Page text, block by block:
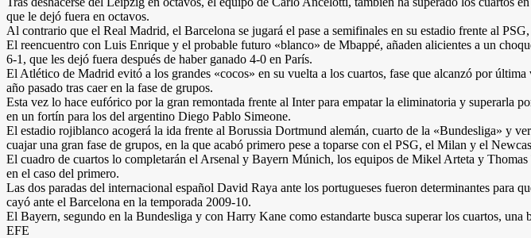
que le dejó fuera en octavos.
Al contrario que el Real Madrid, el Barcelona se jugará el pase a semifinales en su estadio frente al
El reencuentro con Luis Enrique y el probable futuro «blanco» de Mbappé, añaden alicientes a un
6-1, que les dejó fuera después de haber ganado 4-0 en París.
El Atlético de Madrid evitó a los grandes «cocos» en su vuelta a los cuartos, fase que alcanzó por
año pasado tras caer en la fase de grupos.
Esta vez lo hace eufórico por la gran remontada frente al Inter para empatar la eliminatoria y superarla
en un fortín para los del argentino Diego Pablo Simeone.
El estadio rojiblanco acogerá la ida frente al Borussia Dortmund alemán, cuarto de la «Bundesliga» y
cuajar una gran fase de grupos, en la que acabó primero pese a toparse con el PSG, el Milan y el
El cuadro de cuartos lo completarán el Arsenal y Bayern Múnich, los equipos de Mikel Arteta y
en el caso del primero.
Las dos paradas del internacional español David Raya ante los portugueses fueron determinantes para
cayó ante el Barcelona en la temporada 2009-10.
El Bayern, segundo en la Bundesliga y con Harry Kane como estandarte busca superar los cuartos,
EFE